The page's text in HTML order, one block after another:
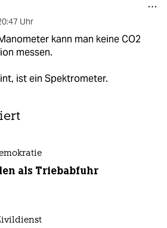
Uhr
kann man keine CO2
messen.
ist ein Spektrometer.
als Triebabfuhr